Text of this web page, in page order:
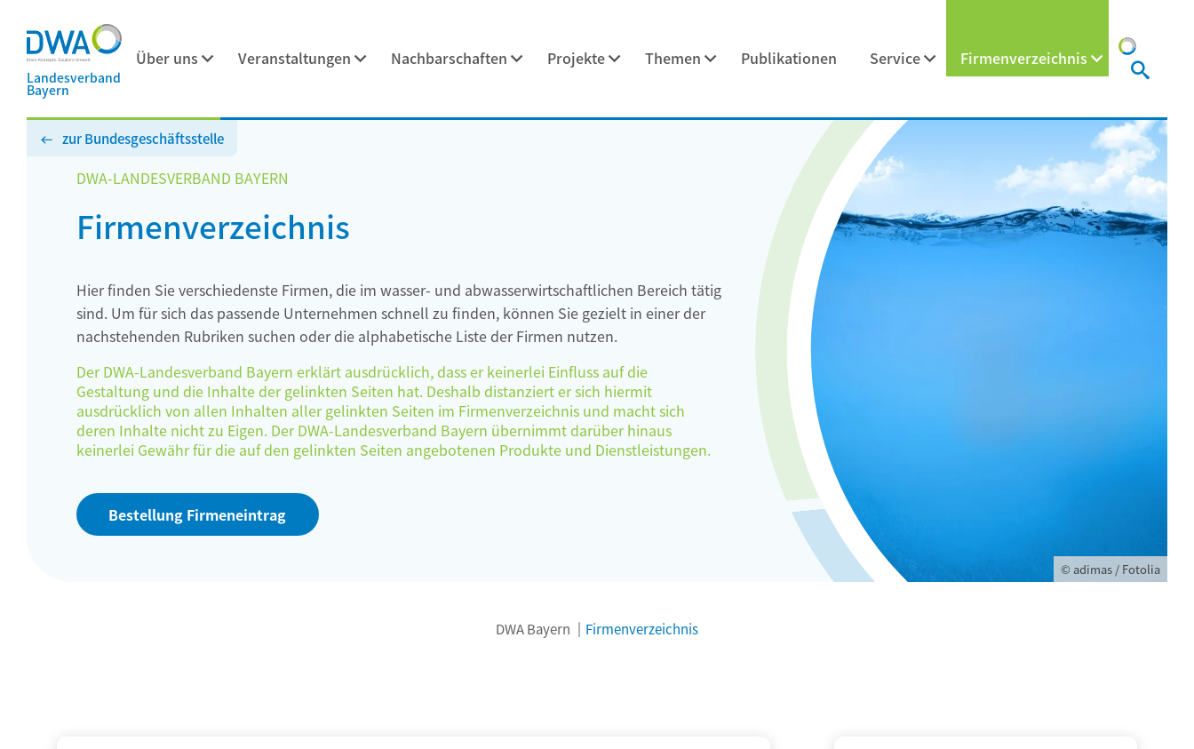
Landesverband
Bayern
Über uns Veranstaltungen Nachbarschaften Projekte Themen Publikationen Service Firmenverzeichnis
zur Bundesgeschäftsstelle
DWA-LANDESVERBAND BAYERN
Firmenverzeichnis
Hier finden Sie verschiedenste Firmen, die im wasser- und abwasserwirtschaftlichen Bereich tätig
sind. Um für sich das passende Unternehmen schnell zu finden, können Sie gezielt in einer der
nachstehenden Rubriken suchen oder die alphabetische Liste der Firmen nutzen.
Der DWA-Landesverband Bayern erklärt ausdrücklich, dass er keinerlei Einfluss auf die
Gestaltung und die Inhalte der gelinkten Seiten hat. Deshalb distanziert er sich hiermit
ausdrücklich von allen Inhalten aller gelinkten Seiten im Firmenverzeichnis und macht sich
deren Inhalte nicht zu Eigen. Der DWA-Landesverband Bayern übernimmt darüber hinaus
keinerlei Gewähr für die auf den gelinkten Seiten angebotenen Produkte und Dienstleistungen.
Bestellung Firmeneintrag
© adimas / Fotolia
DWA Bayern Firmenverzeichnis